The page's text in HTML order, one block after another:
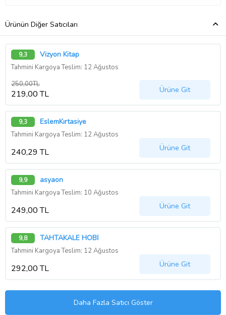
Ürünün Diğer Satıcıları
9,3 Vizyon Kitap
Tahmini Kargoya Teslim: 12 Ağustos
250,00TL
219,00 TL Ürüne Git
9,3 EslemKırtasiye
Tahmini Kargoya Teslim: 12 Ağustos
240,29 TL Ürüne Git
9,9 asyaon
Tahmini Kargoya Teslim: 10 Ağustos
249,00 TL Ürüne Git
9,8 TAHTAKALE HOBİ
Tahmini Kargoya Teslim: 12 Ağustos
292,00 TL Ürüne Git
Daha Fazla Satıcı Göster